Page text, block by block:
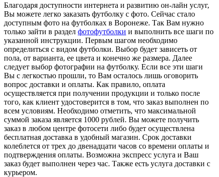
Благодаря доступности интернета и развитию он-лайн услуг,
Вы можете легко заказать футболку с фото. Сейчас стало
доступным фото на футболках в Воронеже. Так Вам нужно
только зайти в раздел фотофутболки и выполнить все шаги по
указанной инструкции. Первым шагом необходимо
определиться с видом футболки. Выбор будет зависеть от
пола, от варианта, ее цвета и конечно же размера. Далее
следует выбор фотографии на футболку. Если все эти шаги
Вы с легкостью прошли, то Вам осталось лишь оговорить
вопрос доставки и оплаты. Как правило, оплата
осуществляется при получении продукции и только после
того, как клиент удостоверится в том, что заказ выполнен по
всем условиям. Необходимо отметить, что максимальной
суммой заказа является 1000 рублей. Вы можете получить
заказ в любом центре фотосети либо будет осуществлена
бесплатная доставка в удобный магазин. Срок доставки
колеблется от трех до двенадцати часов со времени оплаты и
подтверждения оплаты. Возможна экспресс услуга и Ваш
заказ будет выполнен через час. Также есть услуга доставки с
курьером.